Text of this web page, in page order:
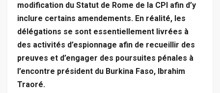
modification du Statut de Rome de la CPI afin d’y
inclure certains amendements. En réalité, les
délégations se sont essentiellement livrées à
des activités d’espionnage afin de recueillir des
preuves et d’engager des poursuites pénales à
l’encontre président du Burkina Faso, Ibrahim
Traoré.